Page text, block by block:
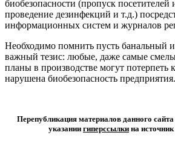
биобезопасности (пропуск посетителей
проведение дезинфекций и т.д.)
информационных систем и журналов
Необходимо помнить пусть банальный
важный тезис: любые, даже самые
планы в производстве могут потерпеть
нарушена биобезопасность предприятия.
Перепубликация материалов данного
указании гиперсcылки на